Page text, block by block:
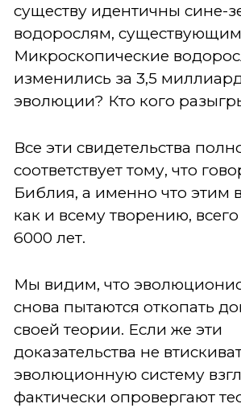
существу идентичны сине-
водорослям, существующим
Микроскопические
изменились за 3,5
эволюции? Кто кого
Все эти свидетельства
соответствует тому, что
Библия, а именно что этим
как и всему творению,
6000 лет.
Мы видим, что
снова пытаются откопать
своей теории. Если же эти
доказательства не
эволюционную систему
фактически опровергают